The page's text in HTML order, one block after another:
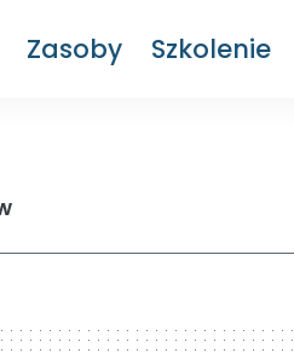
Zasoby Szkolenie